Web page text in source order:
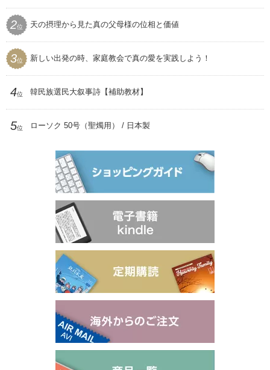
セール
プレゼント用品
聖和
2位 天の摂理から見た真の父母様の位相と価値
3位 新しい出発の時、家庭教会で真の愛を実践しよう！
4位 韓民族選民大叙事詩【補助教材】
5位 ローソク 50号（聖燭用） / 日本製